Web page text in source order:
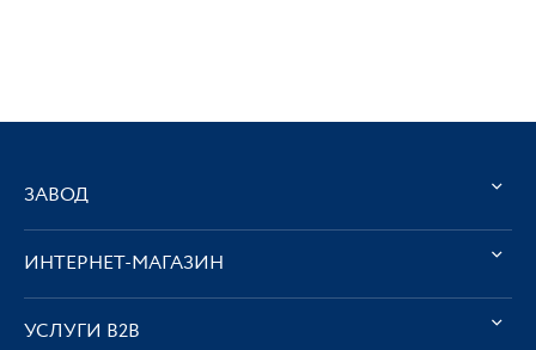
ЗАВОД
ИНТЕРНЕТ-МАГАЗИН
УСЛУГИ В2В